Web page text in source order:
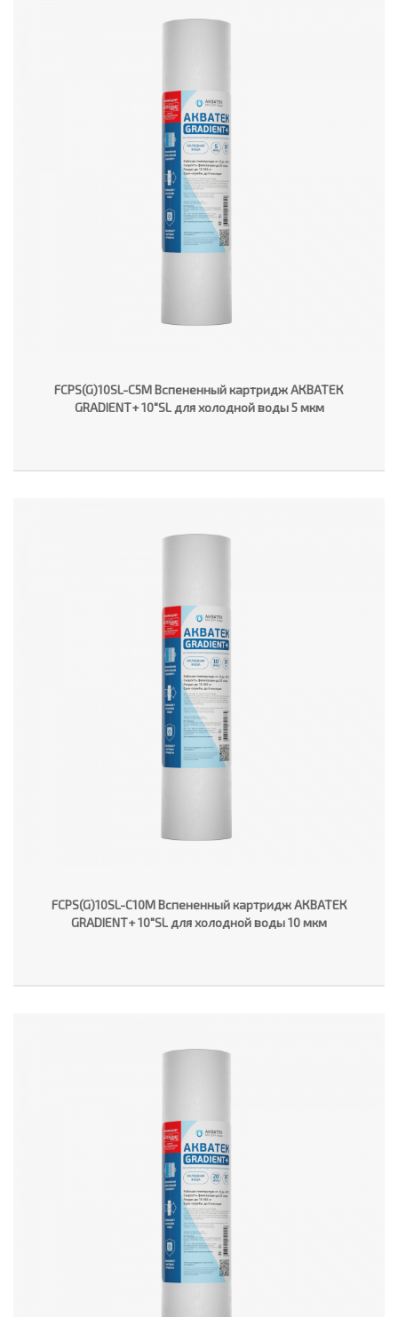
FCPS(G)10SL-C5M Вспененный картридж АКВАТЕК
GRADIENT+ 10"SL для холодной воды 5 мкм
FCPS(G)10SL-C10M Вспененный картридж АКВАТЕК
GRADIENT+ 10"SL для холодной воды 10 мкм